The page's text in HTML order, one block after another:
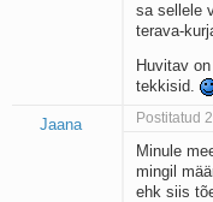
sa sellele
terava-
Huvitav
tekkisid.
Jaana Postitatud
Minule
mingil
ehk siis